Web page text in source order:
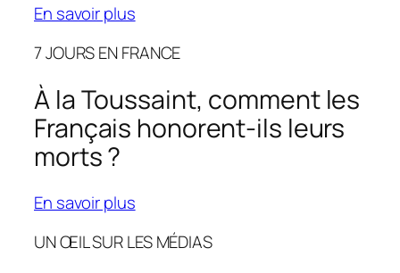
En savoir plus
7 JOURS EN FRANCE
À la Toussaint, comment les
Français honorent-ils leurs
morts ?
En savoir plus
UN ŒIL SUR LES MÉDIAS